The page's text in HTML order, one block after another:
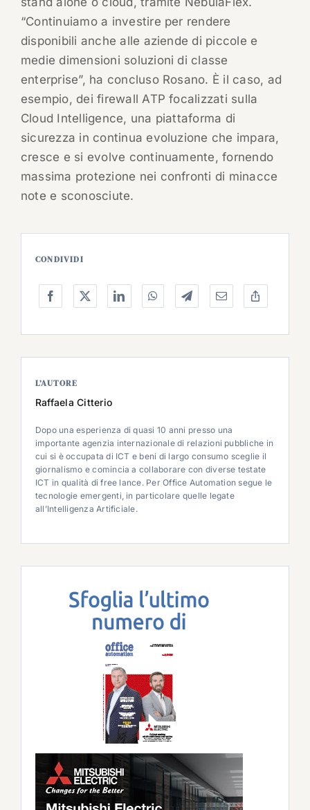
“Continuiamo a investire per rendere
disponibili anche alle aziende di piccole e
medie dimensioni soluzioni di classe
enterprise”, ha concluso Rosano. È il caso, ad
esempio, dei firewall ATP focalizzati sulla
Cloud Intelligence, una piattaforma di
sicurezza in continua evoluzione che impara,
cresce e si evolve continuamente, fornendo
massima protezione nei confronti di minacce
note e sconosciute.
CONDIVIDI
L’AUTORE
Raffaela Citterio
Dopo una esperienza di quasi 10 anni presso una
importante agenzia internazionale di relazioni pubbliche in
cui si è occupata di ICT e beni di largo consumo sceglie il
giornalismo e comincia a collaborare con diverse testate
ICT in qualità di free lance. Per Office Automation segue le
tecnologie emergenti, in particolare quelle legate
all’Intelligenza Artificiale.